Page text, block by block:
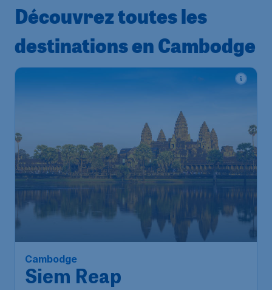
Découvrez toutes les
destinations en Cambodge
Cambodge
Siem Reap